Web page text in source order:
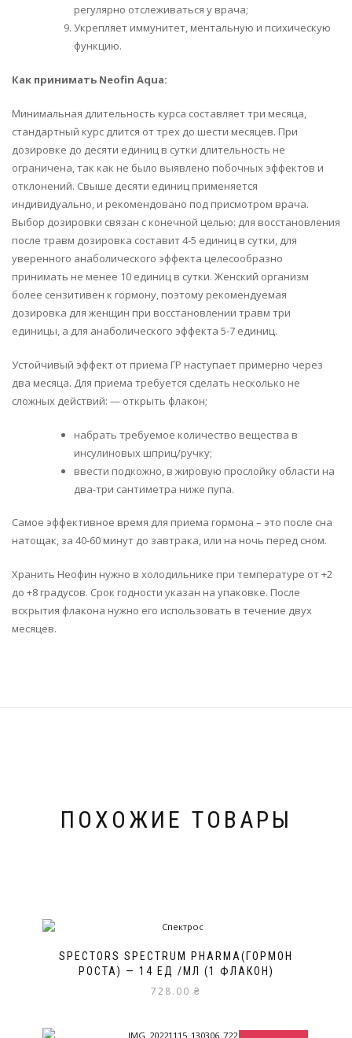
регулярно отслеживаться у врача;
Укрепляет иммунитет, ментальную и психическую
функцию.
Как принимать Neofin Aqua:
Минимальная длительность курса составляет три месяца,
стандартный курс длится от трех до шести месяцев. При
дозировке до десяти единиц в сутки длительность не
ограничена, так как не было выявлено побочных эффектов и
отклонений. Свыше десяти единиц применяется
индивидуально, и рекомендовано под присмотром врача.
Выбор дозировки связан с конечной целью: для восстановления
после травм дозировка составит 4-5 единиц в сутки, для
уверенного анаболического эффекта целесообразно
принимать не менее 10 единиц в сутки. Женский организм
более сензитивен к гормону, поэтому рекомендуемая
дозировка для женщин при восстановлении травм три
единицы, а для анаболического эффекта 5-7 единиц.
Устойчивый эффект от приема ГР наступает примерно через
два месяца. Для приема требуется сделать несколько не
сложных действий: — открыть флакон;
набрать требуемое количество вещества в
инсулиновых шприц/ручку;
ввести подкожно, в жировую прослойку области на
два-три сантиметра ниже пупа.
Самое эффективное время для приема гормона – это после сна
натощак, за 40-60 минут до завтрака, или на ночь перед сном.
Хранить Неофин нужно в холодильнике при температуре от +2
до +8 градусов. Срок годности указан на упаковке. После
вскрытия флакона нужно его использовать в течение двух
месяцев.
ПОХОЖИЕ ТОВАРЫ
SPECTORS SPECTRUM PHARMA(ГОРМОН
РОСТА) — 14 ЕД /МЛ (1 ФЛАКОН)
728.00 ₴